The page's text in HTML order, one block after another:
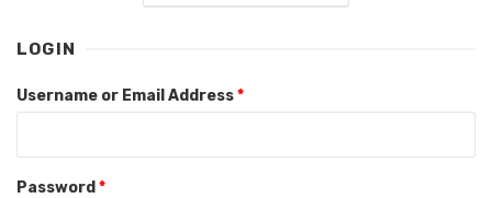
LOGIN
Username or Email Address*
Password *